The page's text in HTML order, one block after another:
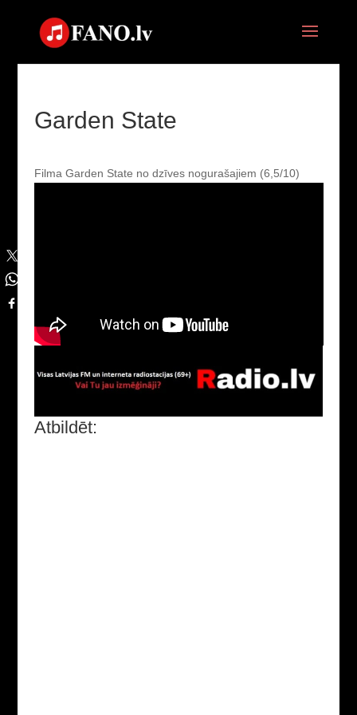
Garden State
Filma Garden State no dzīves nogurašajiem (6,5/10)
Atbildēt: